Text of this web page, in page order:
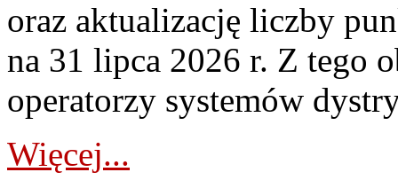
oraz aktualizację liczby
na 31 lipca 2026 r. Z tego
operatorzy systemów
Więcej...